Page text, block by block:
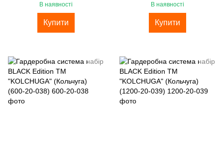
В наявності
Купити
В наявності
Купити